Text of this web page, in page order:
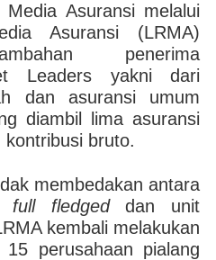
Asuransi melalui
Asuransi (LRMA)
penerima
Leaders yakni dari
dan asuransi umum
diambil lima asuransi
bruto.
membedakan antara
full fledgeddan unit
kembali melakukan
perusahaan pialang